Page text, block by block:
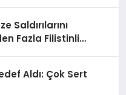
Saldırılarını
Fazla Filistinli
Aldı: Çok Sert